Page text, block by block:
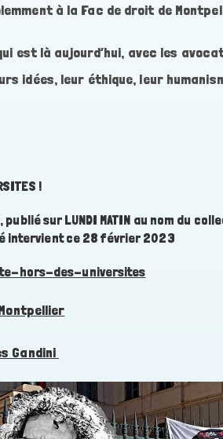
à la Fac de droit de
est là aujourd’hui, avec les
idées, leur éthique, leur
!
sur LUNDI MATIN au nom du
intervient ce 28 février 2023
hors-des-universites
Gandini